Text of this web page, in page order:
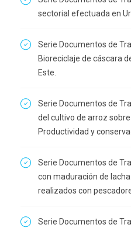
sectorial efectuada en
Serie Documentos de
Bioreciclaje de cáscara
Este.
Serie Documentos de
del cultivo de arroz
Productividad y
Serie Documentos de
con maduración de
realizados con
Serie Documentos de